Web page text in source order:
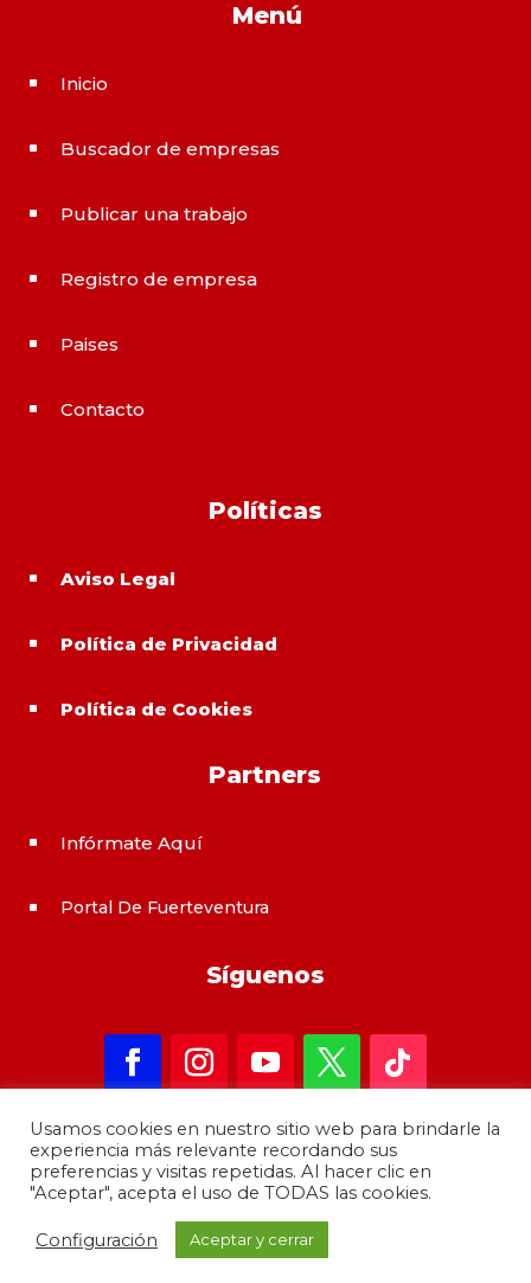
Menú
^ Inicio
^ Buscador de empresas
^ Publicar una trabajo
^ Registro de empresa
^ Paises
^ Contacto
Políticas
^ Aviso Legal
^ Política de Privacidad
^ Política de Cookies
Partners
^ Infórmate Aquí
^ Portal De Fuerteventura
Síguenos
Copyright 2021 – informateAqui · Desarrollado por
GrupoMoba –644 80 80 44
Usamos cookies en nuestro sitio web para brindarle la
experiencia más relevante recordando sus
preferencias y visitas repetidas. Al hacer clic en
"Aceptar", acepta el uso de TODAS las cookies.
Configuración Aceptar y cerrar